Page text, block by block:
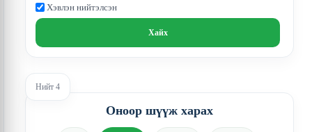
Хэвлэн нийтэлсэн
Нийт 4
Оноор шүүж харах